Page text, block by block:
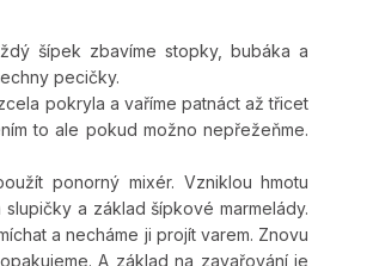
šípek zbavíme stopky, bubáka a
pecičky.
pokryla a vaříme patnáct až třicet
to ale pokud možno nepřežeňme.
ponorný mixér. Vzniklou hmotu
a základ šípkové marmelády.
a necháme ji projít varem. Znovu
A základ na zavařování je